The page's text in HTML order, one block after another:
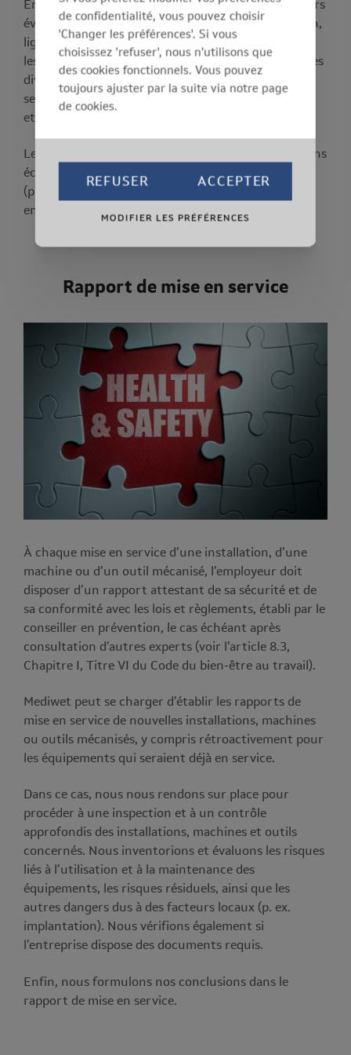
En concertation avec l’employeur et d’autres acteurs
éventuellement concernés (conseiller en prévention,
ligne hiérarchique, pompiers, etc.), nous élaborons
les procédures et désignons les responsables pour les
diverses situations d’urgence (incendie, premiers
secours, accidents du travail, évacuation, violence,
etc.).
Le plan d’urgence interne comprend des instructions
écrites complémentaires pour tous les travailleurs
(plans d’évacuation, numéros d’urgence, consignes
en cas d’incendie, etc.).
Rapport de mise en service
À chaque mise en service d’une installation, d’une
machine ou d’un outil mécanisé, l’employeur doit
disposer d’un rapport attestant de sa sécurité et de
sa conformité avec les lois et règlements, établi par le
conseiller en prévention, le cas échéant après
consultation d’autres experts (voir l’article 8.3,
Chapitre I, Titre VI du Code du bien-être au travail).
Mediwet peut se charger d’établir les rapports de
mise en service de nouvelles installations, machines
ou outils mécanisés, y compris rétroactivement pour
les équipements qui seraient déjà en service.
Dans ce cas, nous nous rendons sur place pour
procéder à une inspection et à un contrôle
approfondis des installations, machines et outils
concernés. Nous inventorions et évaluons les risques
liés à l’utilisation et à la maintenance des
équipements, les risques résiduels, ainsi que les
autres dangers dus à des facteurs locaux (p. ex.
implantation). Nous vérifions également si
l’entreprise dispose des documents requis.
Enfin, nous formulons nos conclusions dans le
rapport de mise en service.
de confidentialité, vous pouvez choisir
'Changer les préférences'. Si vous
choisissez 'refuser', nous n’utilisons que
des cookies fonctionnels. Vous pouvez
toujours ajuster par la suite via notre page
de cookies.
REFUSER ACCEPTER
MODIFIER LES PRÉFÉRENCES